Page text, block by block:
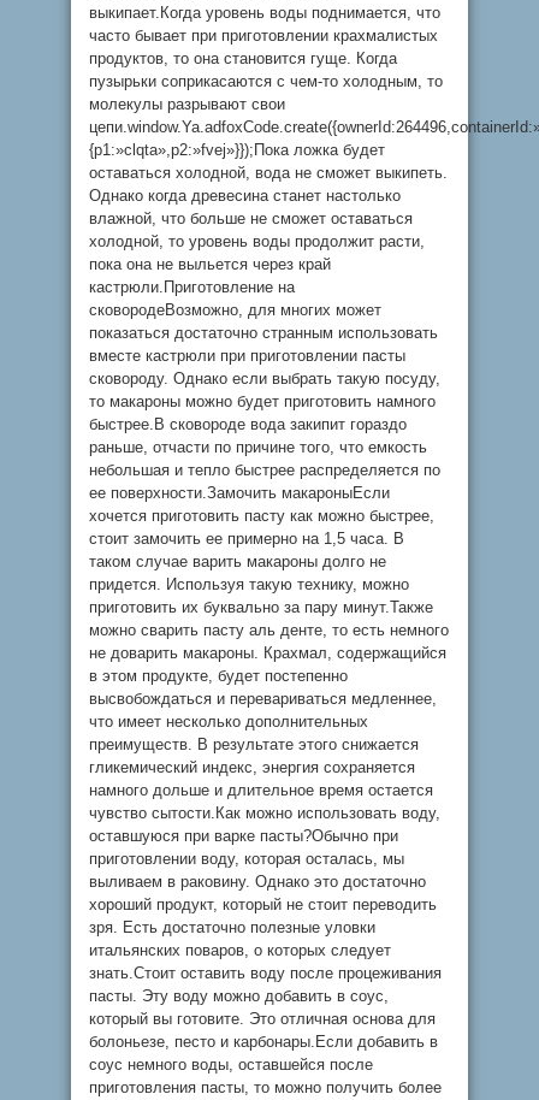
выкипает.Когда уровень воды поднимается, что
часто бывает при приготовлении крахмалистых
продуктов, то она становится гуще. Когда
пузырьки соприкасаются с чем-то холодным, то
молекулы разрывают свои
{p1:»clqta»,p2:»fvej»}});Пока ложка будет
оставаться холодной, вода не сможет выкипеть.
Однако когда древесина станет настолько
влажной, что больше не сможет оставаться
холодной, то уровень воды продолжит расти,
пока она не выльется через край
кастрюли.Приготовление на
сковородеВозможно, для многих может
показаться достаточно странным использовать
вместе кастрюли при приготовлении пасты
сковороду. Однако если выбрать такую посуду,
то макароны можно будет приготовить намного
быстрее.В сковороде вода закипит гораздо
раньше, отчасти по причине того, что емкость
небольшая и тепло быстрее распределяется по
ее поверхности.Замочить макароныЕсли
хочется приготовить пасту как можно быстрее,
стоит замочить ее примерно на 1,5 часа. В
таком случае варить макароны долго не
придется. Используя такую технику, можно
приготовить их буквально за пару минут.Также
можно сварить пасту аль денте, то есть немного
не доварить макароны. Крахмал, содержащийся
в этом продукте, будет постепенно
высвобождаться и перевариваться медленнее,
что имеет несколько дополнительных
преимуществ. В результате этого снижается
гликемический индекс, энергия сохраняется
намного дольше и длительное время остается
чувство сытости.Как можно использовать воду,
оставшуюся при варке пасты?Обычно при
приготовлении воду, которая осталась, мы
выливаем в раковину. Однако это достаточно
хороший продукт, который не стоит переводить
зря. Есть достаточно полезные уловки
итальянских поваров, о которых следует
знать.Стоит оставить воду после процеживания
пасты. Эту воду можно добавить в соус,
который вы готовите. Это отличная основа для
болоньезе, песто и карбонары.Если добавить в
соус немного воды, оставшейся после
приготовления пасты, то можно получить более